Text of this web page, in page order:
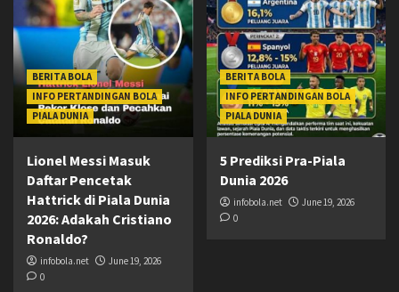
BERITA BOLA
INFO PERTANDINGAN BOLA
PIALA DUNIA
Lionel Messi Masuk
Daftar Pencetak
Hattrick di Piala Dunia
2026: Adakah Cristiano
Ronaldo?
infobola.net
June 19, 2026
0
BERITA BOLA
INFO PERTANDINGAN BOLA
PIALA DUNIA
5 Prediksi Pra-Piala
Dunia 2026
infobola.net
June 19, 2026
0